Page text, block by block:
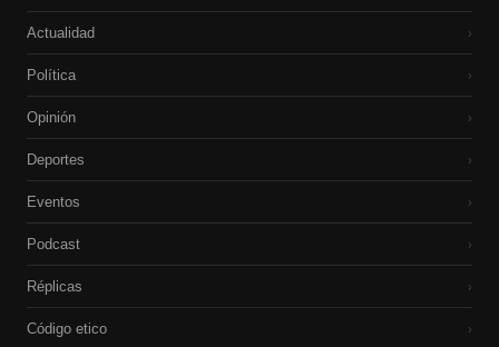
Actualidad ›
Política ›
Opinión ›
Deportes ›
Eventos ›
Podcast ›
Réplicas ›
Código etico ›